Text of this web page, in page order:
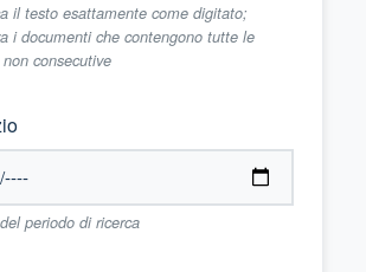
il testo esattamente come digitato;
i documenti che contengono tutte le
consecutive
periodo di ricerca